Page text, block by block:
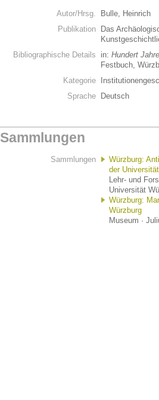
Autor/Hrsg.
Bulle, Heinrich
Publikation
Das
Bibliographische Details
in: Hundert
Festbuch,
Kategorie
Sprache
Deutsch
Sammlungen
Sammlungen
Würzburg:
der
Lehr- und
Universität
Würzburg:
Würzburg
Museum ·